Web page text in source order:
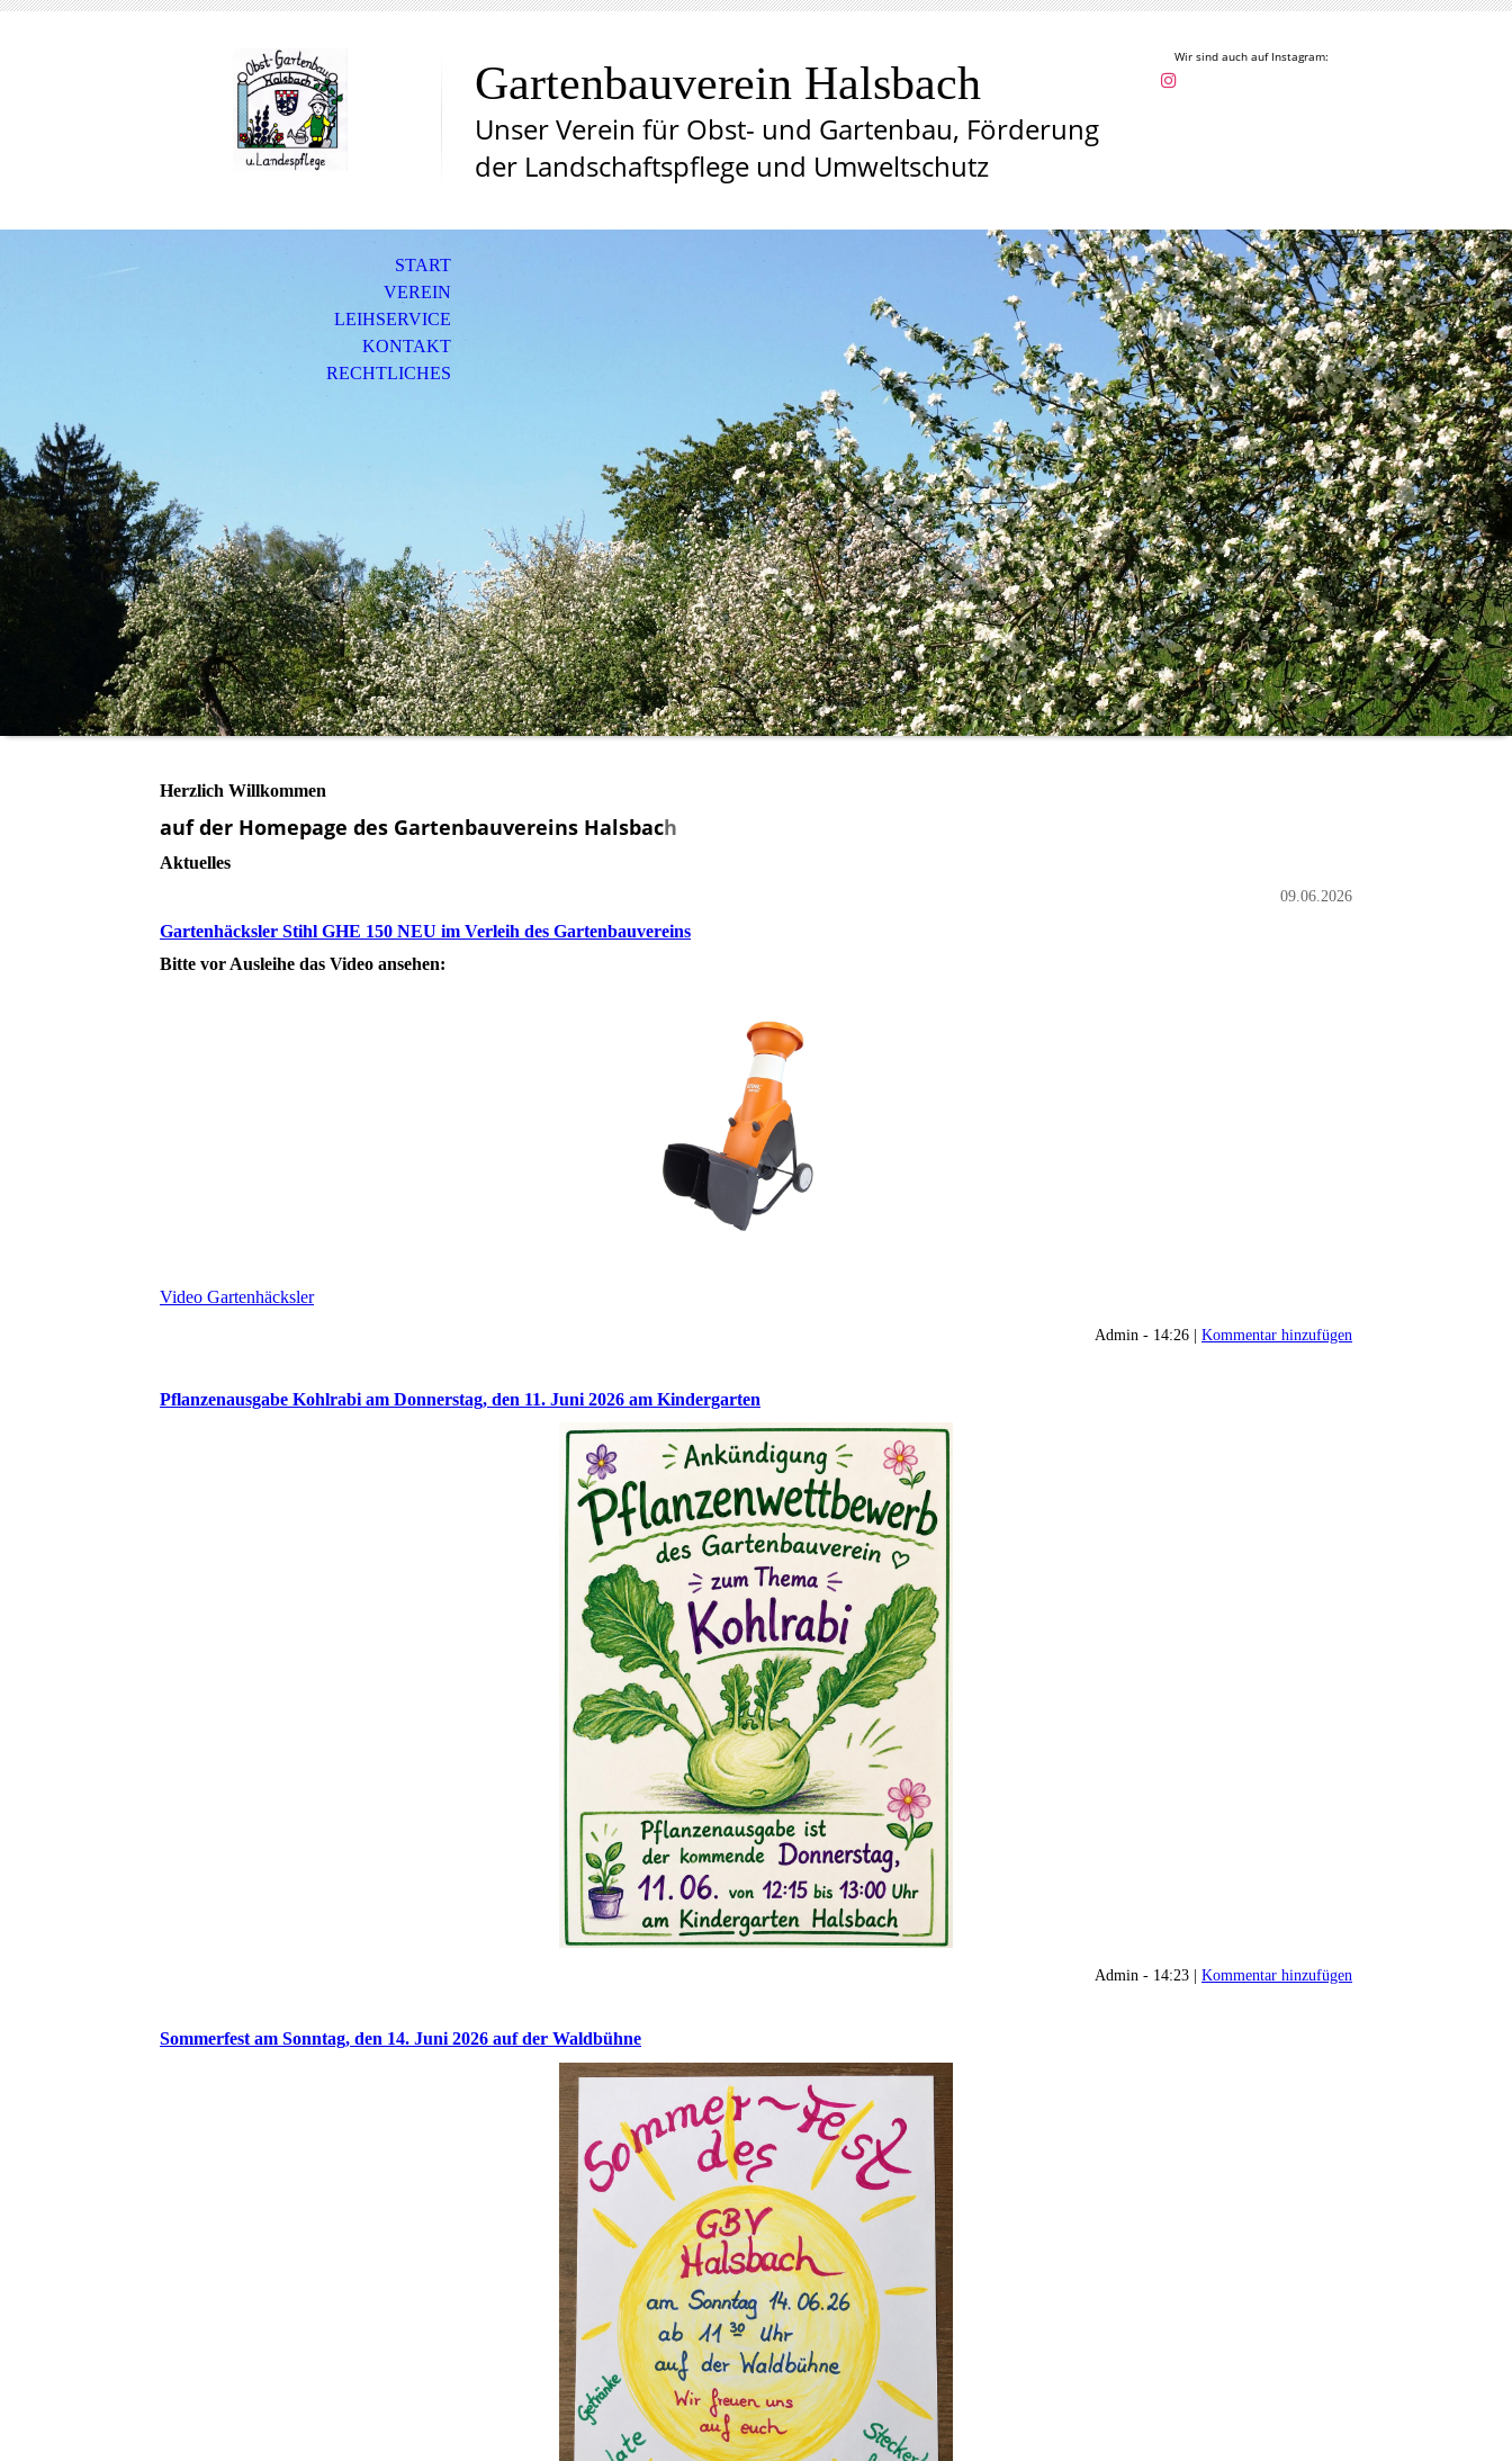
Gartenbauverein Halsbach
Unser Verein für Obst- und Gartenbau, Förderung
der Landschaftspflege und Umweltschutz
Wir sind auch auf Instagram:
START
VEREIN
LEIHSERVICE
KONTAKT
RECHTLICHES
Herzlich Willkommen
auf der Homepage des Gartenbauvereins Halsbach
Aktuelles
09.06.2026
Gartenhäcksler Stihl GHE 150 NEU im Verleih des Gartenbauvereins
Bitte vor Ausleihe das Video ansehen:
Video Gartenhäcksler
Admin - 14:26 | Kommentar hinzufügen
Pflanzenausgabe Kohlrabi am Donnerstag, den 11. Juni 2026 am Kindergarten
Admin - 14:23 | Kommentar hinzufügen
Sommerfest am Sonntag, den 14. Juni 2026 auf der Waldbühne